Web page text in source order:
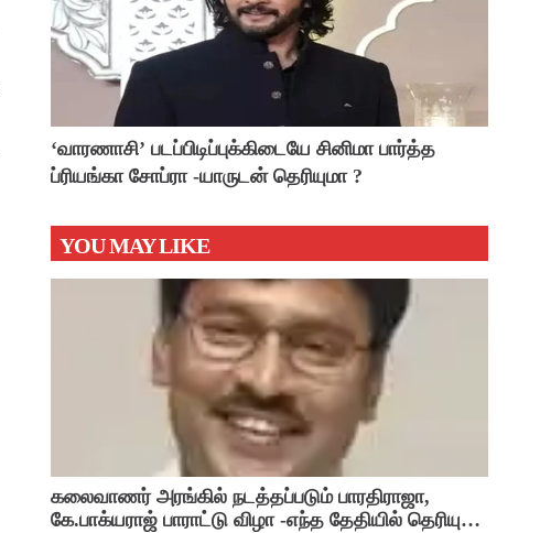
‘வாரணாசி’ படப்பிடிப்புக்கிடையே சினிமா பார்த்த
ப்ரியங்கா சோப்ரா -யாருடன் தெரியுமா ?
YOU MAY LIKE
கலைவாணர் அரங்கில் நடத்தப்படும் பாரதிராஜா,
கே.பாக்யராஜ் பாராட்டு விழா -எந்த தேதியில் தெரியுமா